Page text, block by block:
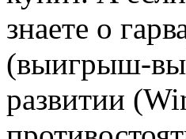
знаете о
(выигрыш-
развитии